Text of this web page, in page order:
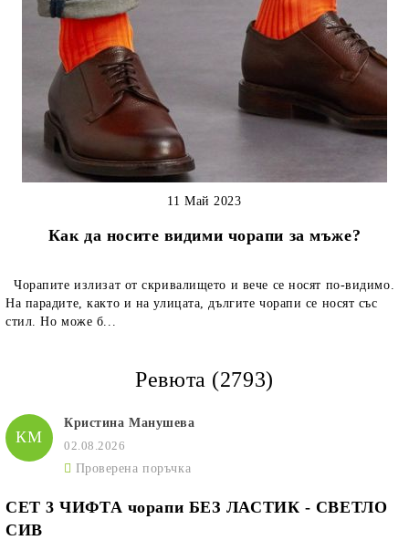
Как да носите видими чорапи за мъже?
11 Май 2023
Чорапите излизат от скривалището и вече се носят по-видимо.
На парадите, както и на улицата, дългите чорапи се носят със
стил. Но може б...
Ревюта (2793)
КМ
Кристина Манушева
02.08.2026
Проверена поръчка
СЕТ 3 ЧИФТА чорапи БЕЗ ЛАСТИК - СВЕТЛО
СИВ